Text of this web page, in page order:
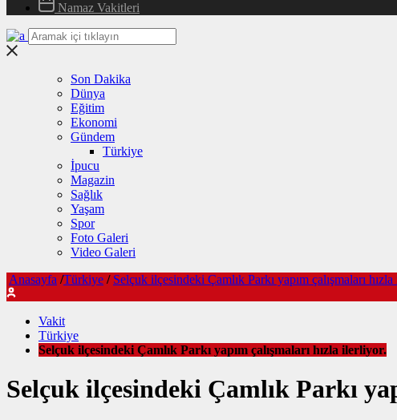
Namaz Vakitleri
Son Dakika
Dünya
Eğitim
Ekonomi
Gündem
Türkiye
İpucu
Magazin
Sağlık
Yaşam
Spor
Foto Galeri
Video Galeri
Anasayfa /Türkiye / Selçuk ilçesindeki Çamlık Parkı yapım çalışmaları
Vakit
Türkiye
Selçuk ilçesindeki Çamlık Parkı yapım çalışmaları hızla ilerliyor.
Selçuk ilçesindeki Çamlık Parkı